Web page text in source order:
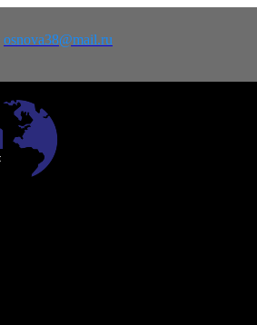
osnova38@mail.ru